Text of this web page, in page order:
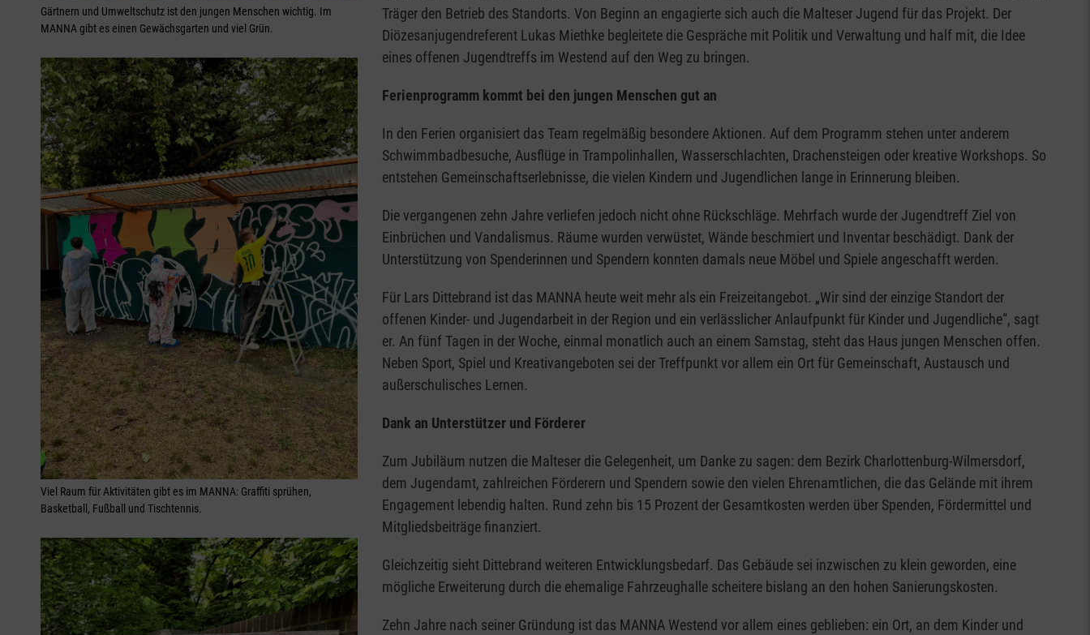
Gärtnern und Umweltschutz ist den jungen Menschen wichtig. Im
MANNA gibt es einen Gewächsgarten und viel Grün.
Viel Raum für Aktivitäten gibt es im MANNA: Graffiti sprühen,
Basketball, Fußball und Tischtennis.
Träger den Betrieb des Standorts. Von Beginn an engagierte sich auch die Malteser Jugend für das Projekt. Der
Diözesanjugendreferent Lukas Miethke begleitete die Gespräche mit Politik und Verwaltung und half mit, die Idee
eines offenen Jugendtreffs im Westend auf den Weg zu bringen.
Ferienprogramm kommt bei den jungen Menschen gut an
In den Ferien organisiert das Team regelmäßig besondere Aktionen. Auf dem Programm stehen unter anderem
Schwimmbadbesuche, Ausflüge in Trampolinhallen, Wasserschlachten, Drachensteigen oder kreative Workshops. So
entstehen Gemeinschaftserlebnisse, die vielen Kindern und Jugendlichen lange in Erinnerung bleiben.
Die vergangenen zehn Jahre verliefen jedoch nicht ohne Rückschläge. Mehrfach wurde der Jugendtreff Ziel von
Einbrüchen und Vandalismus. Räume wurden verwüstet, Wände beschmiert und Inventar beschädigt. Dank der
Unterstützung von Spenderinnen und Spendern konnten damals neue Möbel und Spiele angeschafft werden.
Für Lars Dittebrand ist das MANNA heute weit mehr als ein Freizeitangebot. „Wir sind der einzige Standort der
offenen Kinder- und Jugendarbeit in der Region und ein verlässlicher Anlaufpunkt für Kinder und Jugendliche“, sagt
er. An fünf Tagen in der Woche, einmal monatlich auch an einem Samstag, steht das Haus jungen Menschen offen.
Neben Sport, Spiel und Kreativangeboten sei der Treffpunkt vor allem ein Ort für Gemeinschaft, Austausch und
außerschulisches Lernen.
Dank an Unterstützer und Förderer
Zum Jubiläum nutzen die Malteser die Gelegenheit, um Danke zu sagen: dem Bezirk Charlottenburg-Wilmersdorf,
dem Jugendamt, zahlreichen Förderern und Spendern sowie den vielen Ehrenamtlichen, die das Gelände mit ihrem
Engagement lebendig halten. Rund zehn bis 15 Prozent der Gesamtkosten werden über Spenden, Fördermittel und
Mitgliedsbeiträge finanziert.
Gleichzeitig sieht Dittebrand weiteren Entwicklungsbedarf. Das Gebäude sei inzwischen zu klein geworden, eine
mögliche Erweiterung durch die ehemalige Fahrzeughalle scheitere bislang an den hohen Sanierungskosten.
Zehn Jahre nach seiner Gründung ist das MANNA Westend vor allem eines geblieben: ein Ort, an dem Kinder und